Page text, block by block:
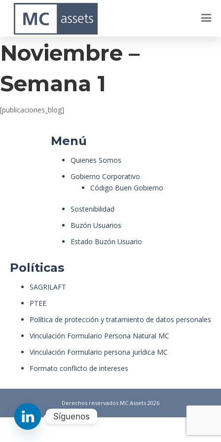
Celeste –
Noviembre –
Semana 1
[publicaciones_blog]
Menú
Quienes Somos
Gobierno Corporativo
Código Buen Gobierno
Sostenibilidad
Buzón Usuarios
Estado Buzón Usuario
Políticas
SAGRILAFT
PTEE
Política de protección y tratamiento de datos personales
Vinculación Formulario Persona Natural MC
Vinculación Formulario persona jurídica MC
Formato conflicto de intereses
Derechos reservados MC Assets 2026
Síguenos